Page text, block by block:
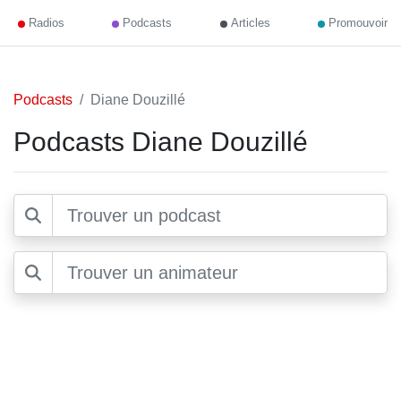
Radios Podcasts Articles Promouvoir
Podcasts Diane Douzillé
Podcasts Diane Douzillé